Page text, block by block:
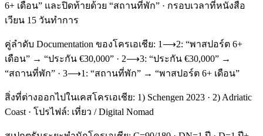
6+ เดือน” และปิดท้ายด้วย “สถานที่พัก” · กรอบเวลาที่หนังสือ
เวียน 15 วันทำการ
คู่ลำดับ Documentation ของโครเอเชีย: 1⟶2: “พาสปอร์ต 6+
เดือน” → “ประกัน €30,000” · 2⟶3: “ประกัน €30,000” →
“สถานที่พัก” · 3⟶1: “สถานที่พัก” → “พาสปอร์ต 6+ เดือน”
สิ่งที่ต่างออกไปในเคสโครเอเชีย: 1) Schengen 2023 · 2) Adriatic
Coast · โปรไฟล์: เที่ยว / Digital Nomad